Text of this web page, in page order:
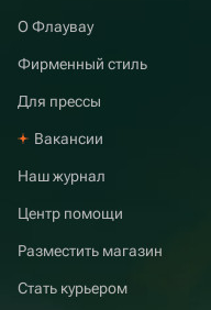
О Флаувау
Фирменный стиль
Для прессы
Вакансии
Наш журнал
Центр помощи
Разместить магазин
Стать курьером